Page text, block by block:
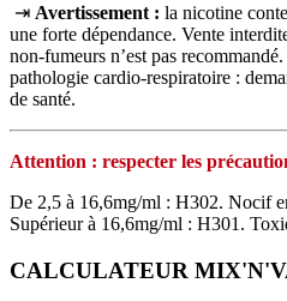
⇥ Avertissement : la nicotine
une forte dépendance. Vente
non‑fumeurs n’est pas
pathologie cardio‑respiratoire :
de santé.
Attention : respecter les
De 2,5 à 16,6mg/ml : H302. Nocif
Supérieur à 16,6mg/ml : H301.
CALCULATEUR